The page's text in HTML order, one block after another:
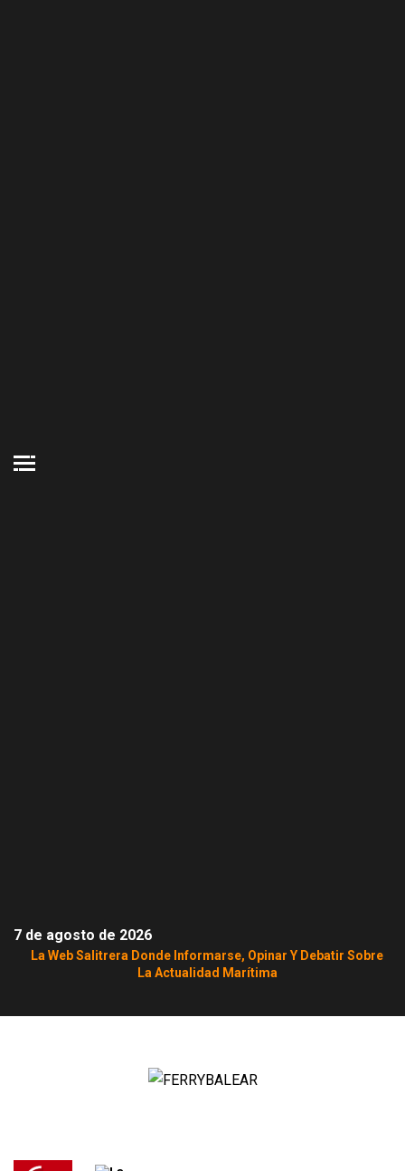
7 de agosto de 2026
La Web Salitrera Donde Informarse, Opinar Y Debatir Sobre
La Actualidad Marítima